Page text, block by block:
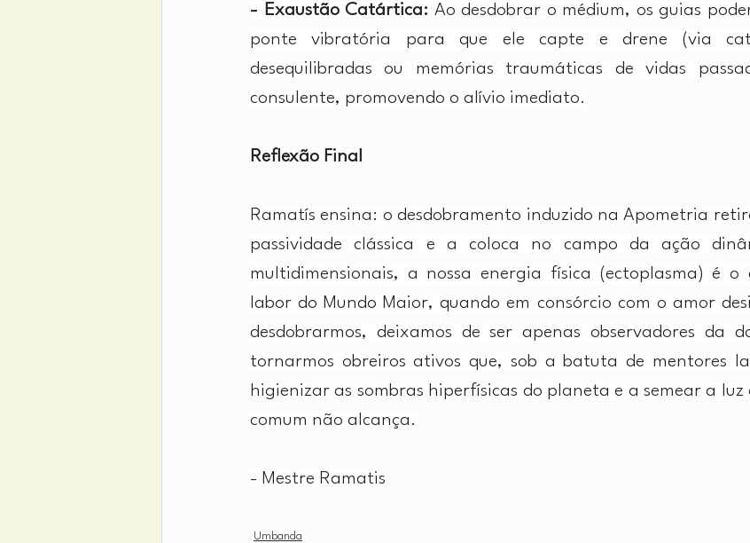
- Exaustão Catártica: Ao desdobrar o médium, os guias
ponte vibratória para que ele capte e drene (via
desequilibradas ou memórias traumáticas de vidas
consulente, promovendo o alívio imediato.
Reflexão Final
Ramatís ensina: o desdobramento induzido na Apometria
passividade clássica e a coloca no campo da ação
multidimensionais, a nossa energia física (ectoplasma) é o
labor do Mundo Maior, quando em consórcio com o amor
desdobrarmos, deixamos de ser apenas observadores da
tornarmos obreiros ativos que, sob a batuta de mentores
higienizar as sombras hiperfísicas do planeta e a semear a luz
comum não alcança.
- Mestre Ramatis
Umbanda